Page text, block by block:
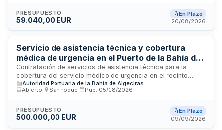
Ley de Contratos del Sector Público. La empresa
adjudicataria será responsable de la calidad técnica de las
proporcionar personal uniformado e identificado. Se exigen
requerimientos técnicos y personales especificados en el
Pliego de Prescripciones Técnicas, siendo obligatorio su
cumplimiento bajo pena de exclusión del proceso de
valoración.
PRESUPUESTO
59.040,00 EUR
En Plazo
20/08/2026
Servicio de asistencia técnica y cobertura
médica de urgencia en el Puerto de la Bahía de
Algeciras
Contratación de servicios de asistencia técnica para la
cobertura del servicio médico de urgencia en el recinto
portuario de la Bahía de Algeciras. La Autoridad Portuaria
licita este contrato de servicios bajo procedimiento abierto
puerto, que desarrolla una actividad incesante y de gran
intensidad. El contrato se rige por el Real Decreto-ley 3/2020
Autoridad Portuaria de la Bahía de Algeciras
Abierto
San roque Pub. 05/08/2026
PRESUPUESTO
500.000,00 EUR
En Plazo
09/09/2026